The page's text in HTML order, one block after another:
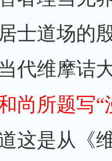
士道场的
代维摩诘
尚所题写“
这是从《